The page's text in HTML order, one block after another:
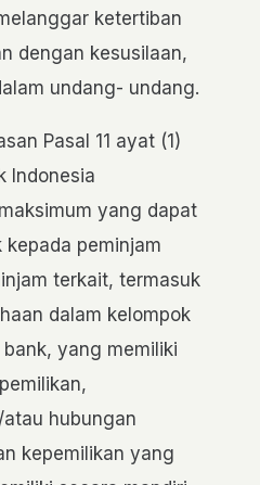
ketertiban
dengan kesusilaan,
undang- undang.
Pasal 11 ayat (1)
Indonesia
yang dapat
kepada peminjam
terkait, termasuk
dalam kelompok
yang memiliki
hubungan
kepemilikan yang